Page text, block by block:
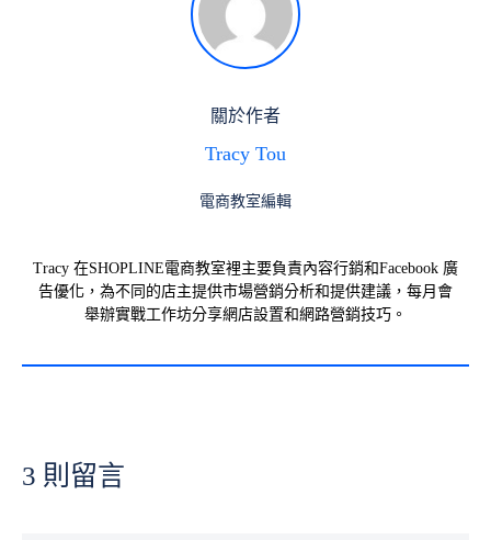
關於作者
Tracy Tou
電商教室編輯
Tracy 在SHOPLINE電商教室裡主要負責內容行銷和Facebook 廣
告優化，為不同的店主提供市場營銷分析和提供建議，每月會
舉辦實戰工作坊分享網店設置和網路營銷技巧。
3 則留言